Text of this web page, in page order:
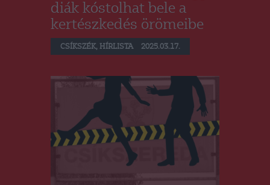
diák kóstolhat bele a
kertészkedés örömeibe
CSÍKSZÉK, HÍRLISTA 2025.03.17.